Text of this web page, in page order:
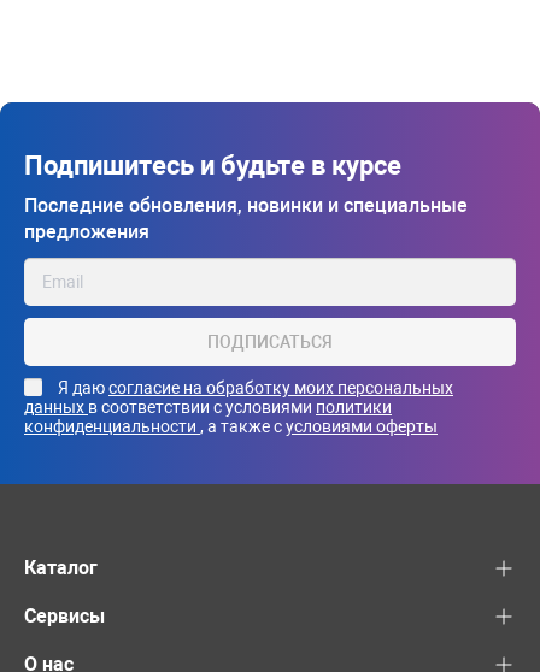
Подпишитесь и будьте в курсе
Последние обновления, новинки и специальные
предложения
ПОДПИСАТЬСЯ
Я даюсогласие на обработку моих персональных
данных в соответствии с условиями политики
конфиденциальности , а также сусловиями оферты
Каталог
Сервисы
О нас